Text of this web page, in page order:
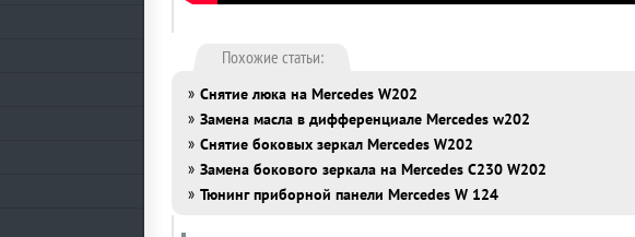
Похожие статьи:
» Снятие люка на Mercedes W202
» Замена масла в дифференциале Mercedes w202
» Снятие боковых зеркал Mercedes W202
» Замена бокового зеркала на Mercedes С230 W202
» Тюнинг приборной панели Mercedes W 124